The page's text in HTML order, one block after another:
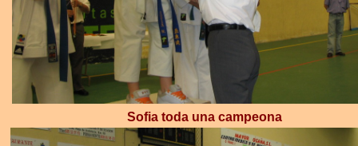
Sofia toda una campeona